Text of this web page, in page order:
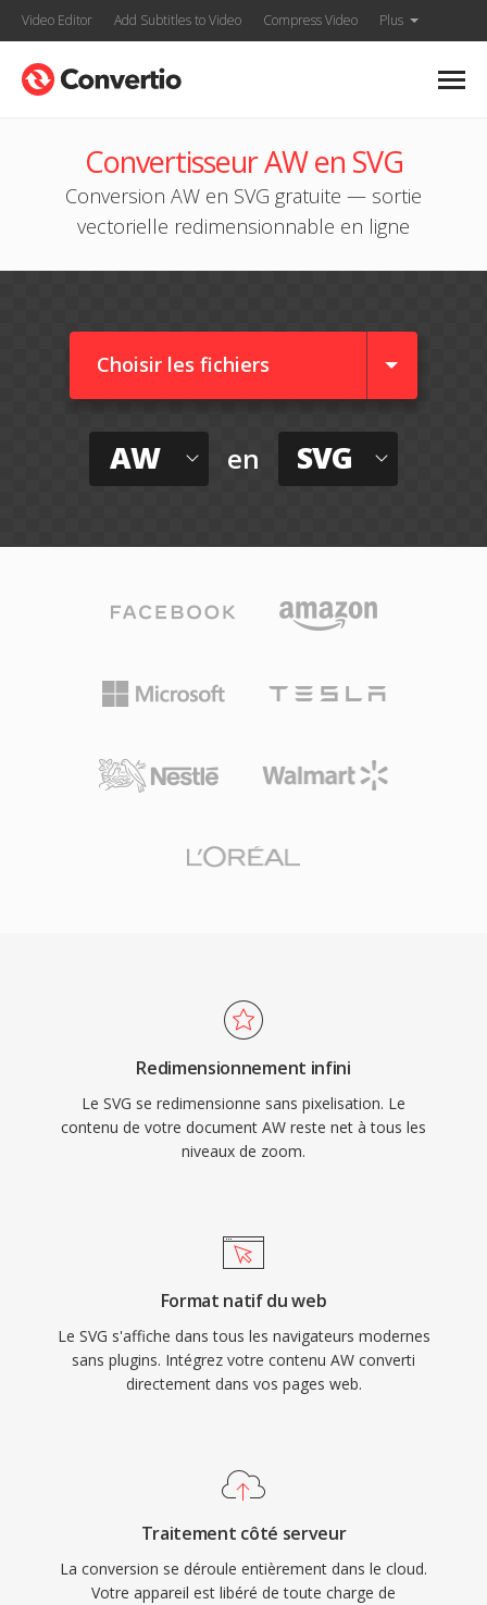
Video Editor Add Subtitles to Video Compress Video Plus
Convertisseur AW en SVG
Conversion AW en SVG gratuite — sortie
vectorielle redimensionnable en ligne
Choisir les fichiers
AW en SVG
Redimensionnement infini
Le SVG se redimensionne sans pixelisation. Le
contenu de votre document AW reste net à tous les
niveaux de zoom.
Format natif du web
Le SVG s'affiche dans tous les navigateurs modernes
sans plugins. Intégrez votre contenu AW converti
directement dans vos pages web.
Traitement côté serveur
La conversion se déroule entièrement dans le cloud.
Votre appareil est libéré de toute charge de